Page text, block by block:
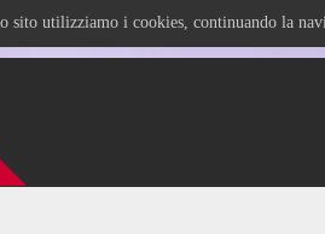
utilizziamo i cookies, continuando la